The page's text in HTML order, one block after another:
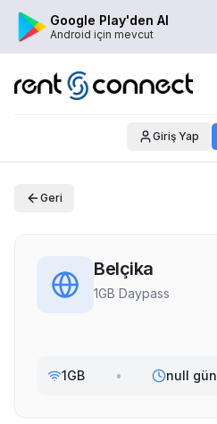
Google Play'den Al
Android için mevcut
Giriş Yap
Geri
Belçika
1GB Daypass
1GB • null gün